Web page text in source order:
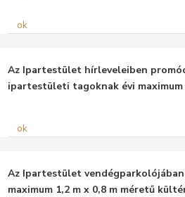
ok
Az Ipartestület hírleveleiben
ipartestületi tagoknak évi maximum
ok
Az Ipartestület
maximum 1,2 m x 0,8 m méretű